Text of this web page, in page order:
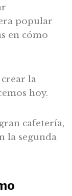
popular
en cómo
crear la
hoy.
cafetería,
la segunda